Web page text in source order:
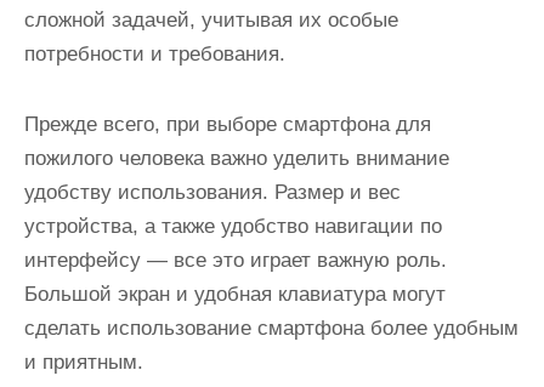
сложной задачей, учитывая их особые
потребности и требования.
Прежде всего, при выборе смартфона для
пожилого человека важно уделить внимание
удобству использования. Размер и вес
устройства, а также удобство навигации по
интерфейсу — все это играет важную роль.
Большой экран и удобная клавиатура могут
сделать использование смартфона более удобным
и приятным.